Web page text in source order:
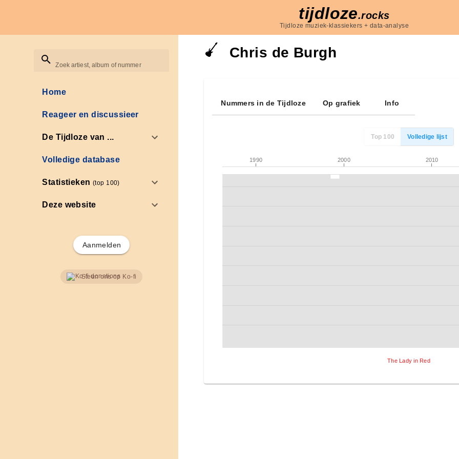
tijdloze.rocks
Tijdloze muziek-klassiekers + data-analyse
Zoek artiest, album of nummer
Home
Reageer en discussieer
De Tijdloze van ...
Volledige database
Statistieken(top 100)
Deze website
Aanmelden
Steun ons op Ko-fi
Chris de Burgh
Nummers in de Tijdloze Op grafiek Info
Top 100 Volledige lijst
1990 2000 2010
The Lady in Red